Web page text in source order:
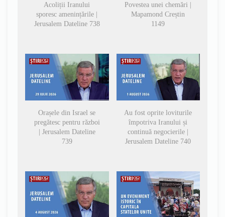
Acoliții Iranului
sporesc amenințările |
Jerusalem Dateline 738
Povestea unei chemări |
Mapamond Creștin
1149
Orașele din Israel se
pregătesc pentru război
| Jerusalem Dateline
739
Au fost oprite loviturile
împotriva Iranului și
continuă negocierile |
Jerusalem Dateline 740